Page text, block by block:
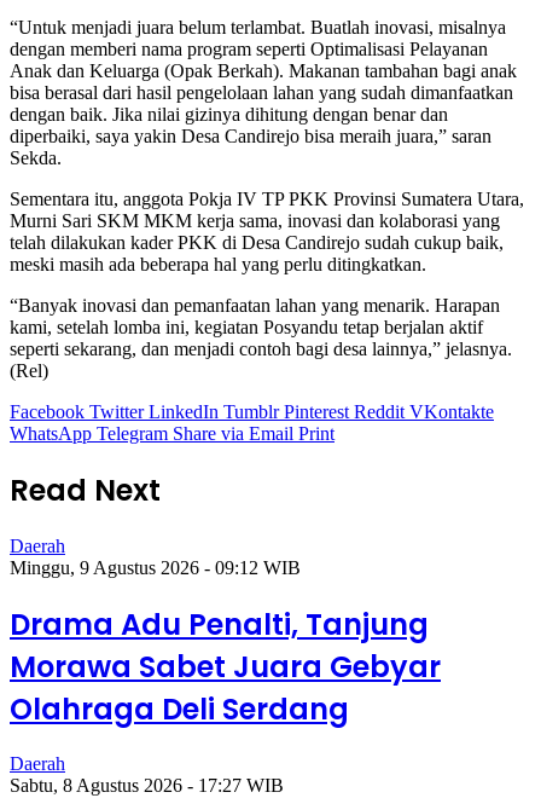
“Untuk menjadi juara belum terlambat. Buatlah inovasi, misalnya
dengan memberi nama program seperti Optimalisasi Pelayanan
Anak dan Keluarga (Opak Berkah). Makanan tambahan bagi anak
bisa berasal dari hasil pengelolaan lahan yang sudah dimanfaatkan
dengan baik. Jika nilai gizinya dihitung dengan benar dan
diperbaiki, saya yakin Desa Candirejo bisa meraih juara,” saran
Sekda.
Sementara itu, anggota Pokja IV TP PKK Provinsi Sumatera Utara,
Murni Sari SKM MKM kerja sama, inovasi dan kolaborasi yang
telah dilakukan kader PKK di Desa Candirejo sudah cukup baik,
meski masih ada beberapa hal yang perlu ditingkatkan.
“Banyak inovasi dan pemanfaatan lahan yang menarik. Harapan
kami, setelah lomba ini, kegiatan Posyandu tetap berjalan aktif
seperti sekarang, dan menjadi contoh bagi desa lainnya,” jelasnya.
(Rel)
Facebook Twitter LinkedIn Tumblr Pinterest Reddit VKontakte
WhatsApp Telegram Share via Email Print
Read Next
Daerah
Minggu, 9 Agustus 2026 - 09:12 WIB
Drama Adu Penalti, Tanjung
Morawa Sabet Juara Gebyar
Olahraga Deli Serdang
Daerah
Sabtu, 8 Agustus 2026 - 17:27 WIB